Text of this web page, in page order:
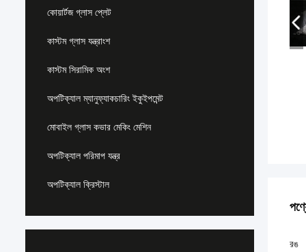
কোয়ার্টজ গ্লাস প্লেট
কাস্টম গ্লাস যন্ত্রাংশ
কাস্টম সিরামিক অংশ
অপটিক্যাল ম্যানুফ্যাকচারিং ইকুইপমেন্ট
মোবাইল গ্লাস কভার মেকিং মেশিন
অপটিক্যাল পরিমাপ যন্ত্র
অপটিক্যাল ক্রিস্টাল
রঙ